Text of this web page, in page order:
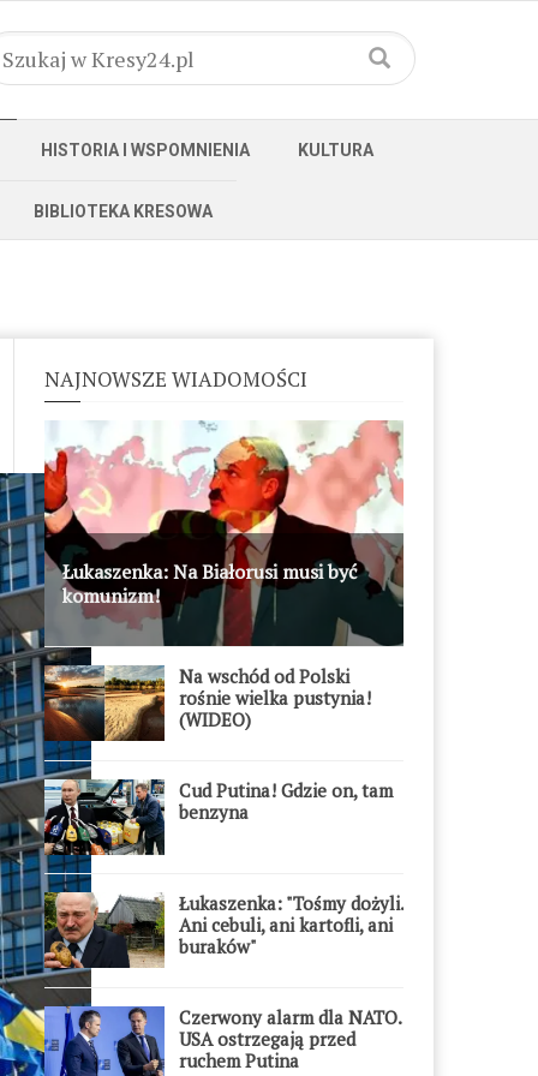
HISTORIA I WSPOMNIENIA KULTURA
BIBLIOTEKA KRESOWA
NAJNOWSZE WIADOMOŚCI
Łukaszenka: Na Białorusi musi być
komunizm!
Na wschód od Polski
rośnie wielka pustynia!
(WIDEO)
Cud Putina! Gdzie on, tam
benzyna
Łukaszenka: "Tośmy dożyli.
Ani cebuli, ani kartofli, ani
buraków"
Czerwony alarm dla NATO.
USA ostrzegają przed
ruchem Putina